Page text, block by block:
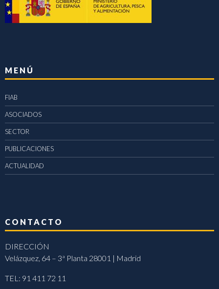
MENÚ
FIAB
ASOCIADOS
SECTOR
PUBLICACIONES
ACTUALIDAD
CONTACTO
DIRECCIÓN
Velázquez, 64 – 3ª Planta 28001 | Madrid
TEL: 91 411 72 11